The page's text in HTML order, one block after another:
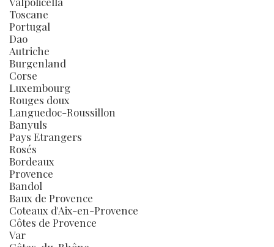
Toscane
Portugal
Dao
Autriche
Burgenland
Corse
Luxembourg
Rouges doux
Languedoc-Roussillon
Banyuls
Pays Etrangers
Rosés
Bordeaux
Provence
Bandol
Baux de Provence
Coteaux d'Aix-en-Provence
Côtes de Provence
Var